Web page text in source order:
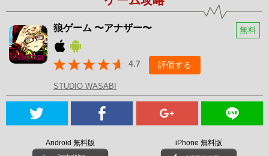
狼ゲーム 〜アナザー〜 無料
4.7 評価する
STUDIO WASABI
Android 無料版 iPhone 無料版